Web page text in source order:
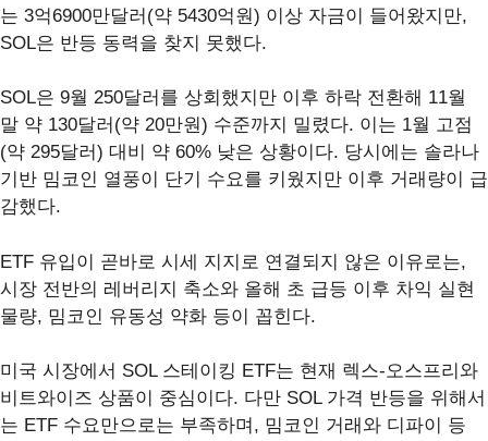
는 3억6900만달러(약 5430억원) 이상 자금이 들어왔지만,
SOL은 반등 동력을 찾지 못했다.
SOL은 9월 250달러를 상회했지만 이후 하락 전환해 11월
말 약 130달러(약 20만원) 수준까지 밀렸다. 이는 1월 고점
(약 295달러) 대비 약 60% 낮은 상황이다. 당시에는 솔라나
기반 밈코인 열풍이 단기 수요를 키웠지만 이후 거래량이 급
감했다.
ETF 유입이 곧바로 시세 지지로 연결되지 않은 이유로는,
시장 전반의 레버리지 축소와 올해 초 급등 이후 차익 실현
물량, 밈코인 유동성 약화 등이 꼽힌다.
미국 시장에서 SOL 스테이킹 ETF는 현재 렉스-오스프리와
비트와이즈 상품이 중심이다. 다만 SOL 가격 반등을 위해서
는 ETF 수요만으로는 부족하며, 밈코인 거래와 디파이 등